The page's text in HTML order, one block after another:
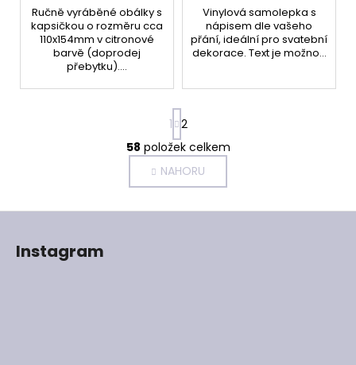
Ručně vyráběné obálky s
kapsičkou o rozměru cca
110x154mm v citronové
barvě (doprodej
přebytku)....
Vinylová samolepka s
nápisem dle vašeho
přání, ideální pro svatební
dekorace. Text je možno...
O
v
l
á
S
t
r
á
n
k
o
1 2
58 položek celkem
NAHORU
Instagram